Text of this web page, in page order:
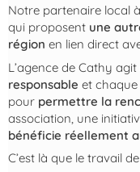
Notre partenaire local
qui proposent une
région en lien direct
L’agence de Cathy
responsable et chaque
pour permettre la
association, une
bénéficie réellement
C’est là que le travail